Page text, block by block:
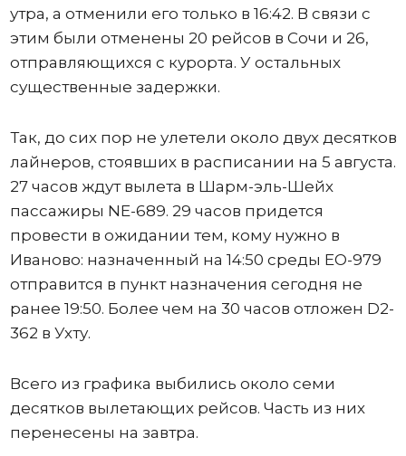
утра, а отменили его только в 16:42. В связи с
этим были отменены 20 рейсов в Сочи и 26,
отправляющихся с курорта. У остальных
существенные задержки.
Так, до сих пор не улетели около двух десятков
лайнеров, стоявших в расписании на 5 августа.
27 часов ждут вылета в Шарм-эль-Шейх
пассажиры NE-689. 29 часов придется
провести в ожидании тем, кому нужно в
Иваново: назначенный на 14:50 среды ЕО-979
отправится в пункт назначения сегодня не
ранее 19:50. Более чем на 30 часов отложен D2-
362 в Ухту.
Всего из графика выбились около семи
десятков вылетающих рейсов. Часть из них
перенесены на завтра.